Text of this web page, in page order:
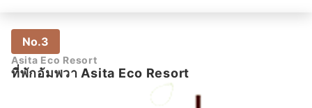
No.3
Asita Eco Resort
ที่พักอัมพวา Asita Eco Resort